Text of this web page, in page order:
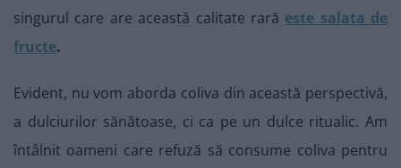
singurul care are această calitate rară este salata de
fructe.
Evident, nu vom aborda coliva din această perspectivă,
a dulciurilor sănătoase, ci ca pe un dulce ritualic. Am
întâlnit oameni care refuză să consume coliva pentru